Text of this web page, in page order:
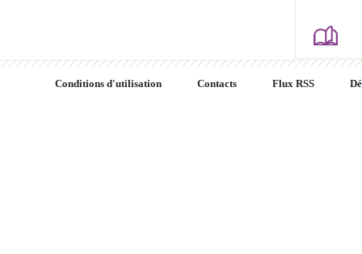
Conditions d'utilisation Contacts Flux RSS